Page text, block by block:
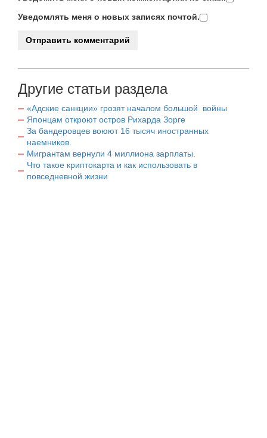
Уведомлять меня о новых записях почтой.
Другие статьи раздела
«Адские санкции» грозят началом большой войны
Японцам откроют остров Рихарда Зорге
За бандеровцев воюют 16 тысяч иностранных
наемников.
Мигрантам вернули 4 миллиона зарплаты.
Что такое криптокарта и как использовать в
повседневной жизни